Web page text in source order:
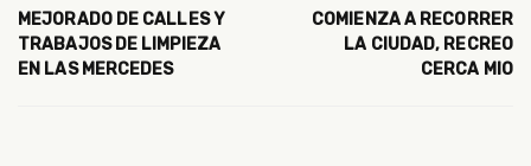
MEJORADO DE CALLES Y
TRABAJOS DE LIMPIEZA
EN LAS MERCEDES
COMIENZA A RECORRER
LA CIUDAD, RECREO
CERCA MIO